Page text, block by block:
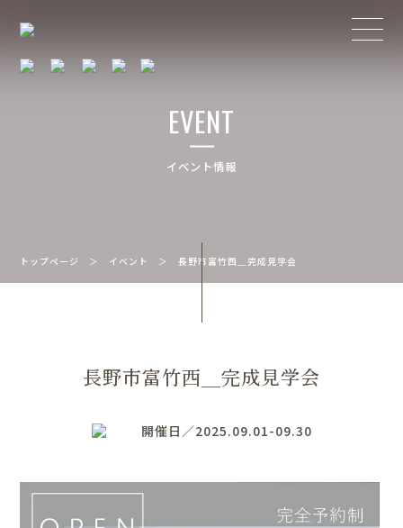
EVENT
イベント情報
トップページ ＞ イベント ＞長野市富竹西＿完成見学会
長野市富竹西＿完成見学会
開催日／2025.09.01-09.30